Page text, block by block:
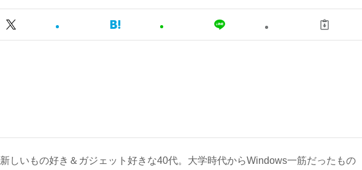
新しいもの好き＆ガジェット好きな40代。大学時代からWindows一筋だったもの